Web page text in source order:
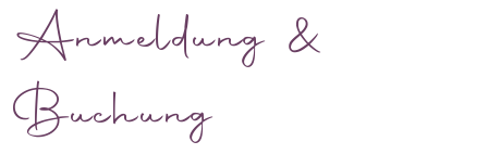
Anmeldung &
Buchung